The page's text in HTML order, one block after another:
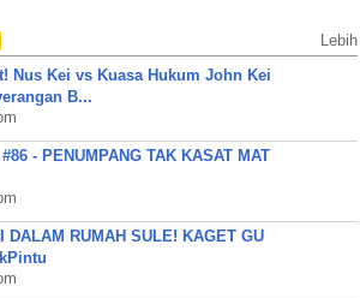
Lebih
Nus Kei vs Kuasa Hukum John Kei
B...
- PENUMPANG TAK KASAT MAT
DALAM RUMAH SULE! KAGET GU